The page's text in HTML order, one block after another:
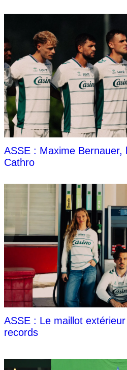
ASSE : Maxime Bernauer,
Cathro
ASSE : Le maillot
records